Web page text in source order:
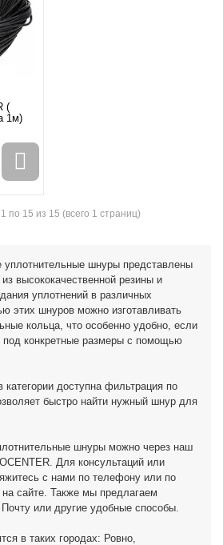
(
1м)
по 15 из 15 (всего 1 страниц)
уплотнительные шнуры представлены
высококачественной резины и
уплотнений в различных
этих шнуров можно изготавливать
кольца, что особенно удобно, если
под конкретные размеры с помощью
доступна фильтрация по
быстро найти нужный шнур для
шнуры можно через наш
Для консультаций или
с нами по телефону или по
сайте. Также мы предлагаем
или другие удобные способы.
в таких городах: Ровно,